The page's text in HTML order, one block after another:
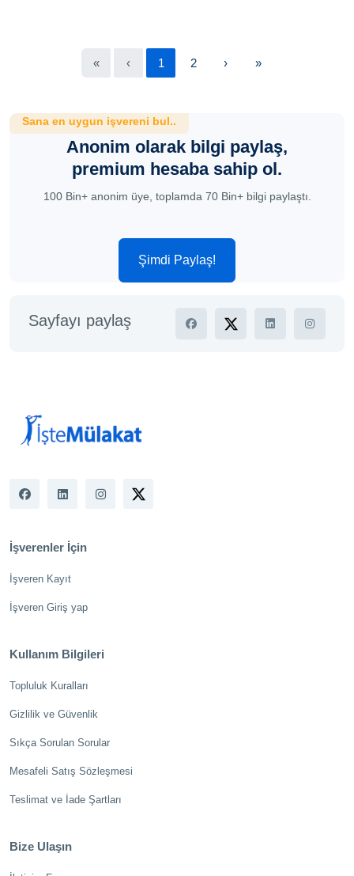
« ‹ 1 2 › »
Sana en uygun işvereni bul..
Anonim olarak bilgi paylaş,
premium hesaba sahip ol.
100 Bin+ anonim üye, toplamda 70 Bin+ bilgi paylaştı.
Şimdi Paylaş!
Sayfayı paylaş
İşverenler İçin
İşveren Kayıt
İşveren Giriş yap
Kullanım Bilgileri
Topluluk Kuralları
Gizlilik ve Güvenlik
Sıkça Sorulan Sorular
Mesafeli Satış Sözleşmesi
Teslimat ve İade Şartları
Bize Ulaşın